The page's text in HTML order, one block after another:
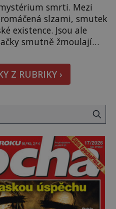
smrti. Mezi
slzami, smutek
existence. Jsou ale
smutně žmoulají
podpory
pozveme? Unikátní
„Veselý“, najdeme
Z RUBRIKY ›